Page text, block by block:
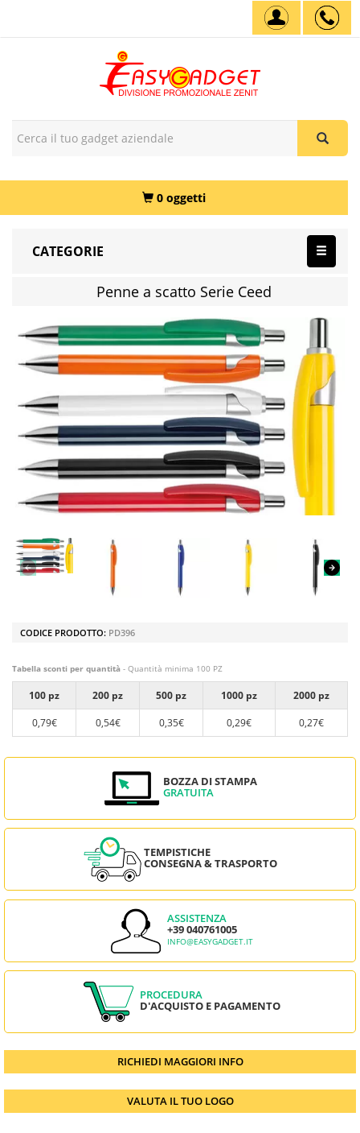
0 oggetti
CATEGORIE
Penne a scatto Serie Ceed
CODICE PRODOTTO: PD396
Tabella sconti per quantità - Quantità minima 100 PZ
100 pz 200 pz 500 pz 1000 pz
2000 pz
0,79€
0,54€ 0,35€ 0,29€ 0,27€
BOZZA DI STAMPA
GRATUITA
TEMPISTICHE
CONSEGNA & TRASPORTO
ASSISTENZA
+39 040761005
INFO@EASYGADGET.IT
PROCEDURA
D'ACQUISTO E PAGAMENTO
RICHIEDI MAGGIORI INFO
VALUTA IL TUO LOGO